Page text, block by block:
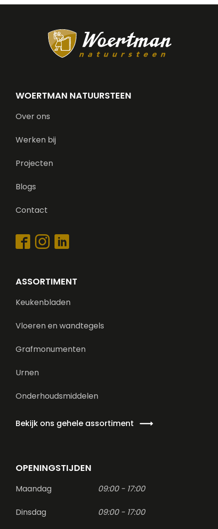
WOERTMAN NATUURSTEEN
Over ons
Werken bij
Projecten
Blogs
Contact
ASSORTIMENT
Keukenbladen
Vloeren en wandtegels
Grafmonumenten
Urnen
Onderhoudsmiddelen
Bekijk ons gehele assortiment
OPENINGSTIJDEN
Maandag 09:00 - 17:00
Dinsdag 09:00 - 17:00